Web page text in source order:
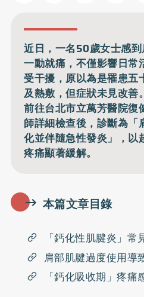
近日，一名50歲女士感
一動就痛，不僅影響日常
受干擾，原以為是罹患五
及熱敷，但症狀未見改善
前往台北市立萬芳醫院復
師詳細檢查後，診斷為「
化並伴隨急性發炎」，以
疼痛顯著緩解。
本篇文章目錄
「鈣化性肌腱炎」常
肩部肌腱過度使用導
「鈣化吸收期」疼痛